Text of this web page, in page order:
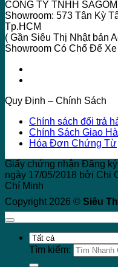
CÔNG TY TNHH
Showroom: 573 Tân Kỳ
Tp.HCM
( Gần Siêu Thị Nhật bản
Showroom Có Chổ Để
Quy Định – Chính Sách
Chính sách đổi trả
Chính Sách Giao
Hóa Đơn Chứng Từ
Giấy chứng nhận Đăng
ngày 17/05/2018 bởi Chi
Chí Minh
Copyright 2026 © Siêu
Tìm kiếm: